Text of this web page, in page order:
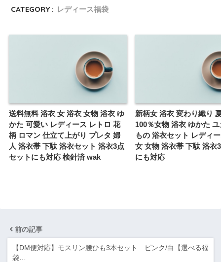
CATEGORY : レディース福袋
送料無料 浴衣 女 浴衣 女物 浴衣 ゆ
かた 可愛い レディース レトロ 花
柄 ロマン 仕立て上がり プレタ 婦
人 浴衣帯 下駄 浴衣セット 浴衣3点
セットにも対応 検針済 wak
新柄女 浴衣 変わり織り
100％女物 浴衣 ゆかた
もの 浴衣セット レディ
女 女物 浴衣帯 下駄 浴衣
にも対応
前の記事
【DM便対応】モスリン腰ひも3本セット ピンク/白【選べる福
袋…